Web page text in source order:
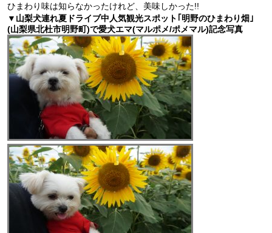
ひまわり味は知らなかったけれど、美味しかった!!
▼山梨犬連れ夏ドライブ中人気観光スポット｢明野のひまわり畑｣
(山梨県北杜市明野町)で愛犬エマ(マルポメ/ポメマル)記念写真